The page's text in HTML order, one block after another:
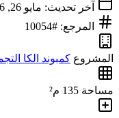
آخر تحديث: مايو 26, 2026
المرجع: #10054
المشروع كمبوند الكا
مساحة 135 م²